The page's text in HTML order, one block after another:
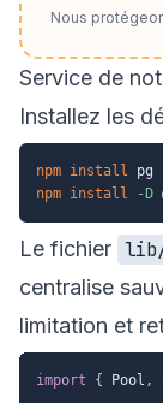
Nous
Service de
Installez les
npm install
npm install -D
Le fichier
centralise
limitation et
import { Pool ,